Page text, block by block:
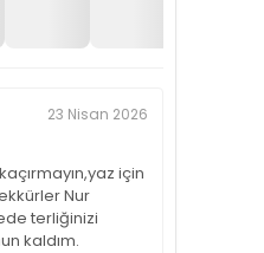
23 Nisan 2026
için
Nur
terliğinizi
kaldım.